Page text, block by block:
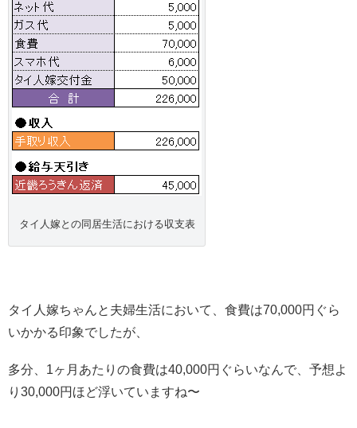
タイ人嫁との同居生活における収支表
タイ人嫁ちゃんと夫婦生活において、食費は70,000円ぐら
いかかる印象でしたが、
多分、1ヶ月あたりの食費は40,000円ぐらいなんで、予想よ
り30,000円ほど浮いていますね〜